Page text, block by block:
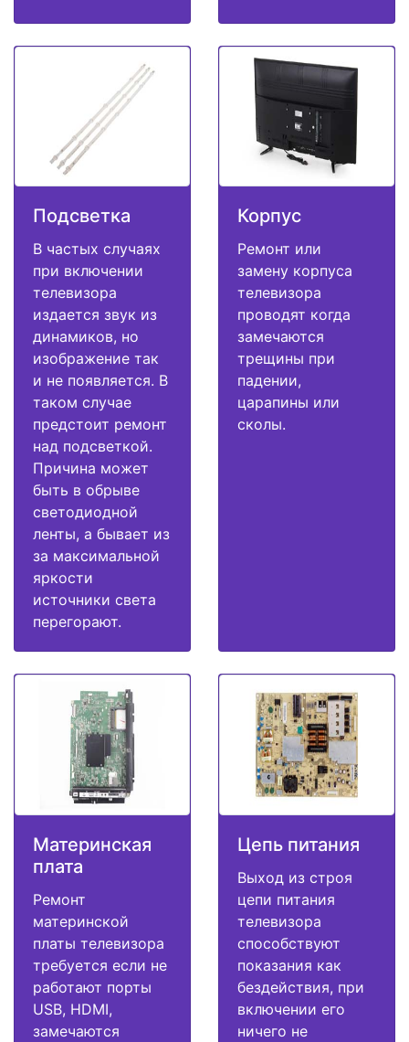
Подсветка
В частых случаях
при включении
телевизора
издается звук из
динамиков, но
изображение так
и не появляется. В
таком случае
предстоит ремонт
над подсветкой.
Причина может
быть в обрыве
светодиодной
ленты, а бывает из
за максимальной
яркости
источники света
перегорают.
Корпус
Ремонт или
замену корпуса
телевизора
проводят когда
замечаются
трещины при
падении,
царапины или
сколы.
Материнская
плата
Ремонт
материнской
платы телевизора
требуется если не
работают порты
USB, HDMI,
замечаются
Цепь питания
Выход из строя
цепи питания
телевизора
способствуют
показания как
бездействия, при
включении его
ничего не